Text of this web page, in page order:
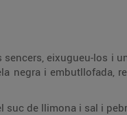
eixugueu-los i
negra i embutllofada,
suc de llimona i sal i